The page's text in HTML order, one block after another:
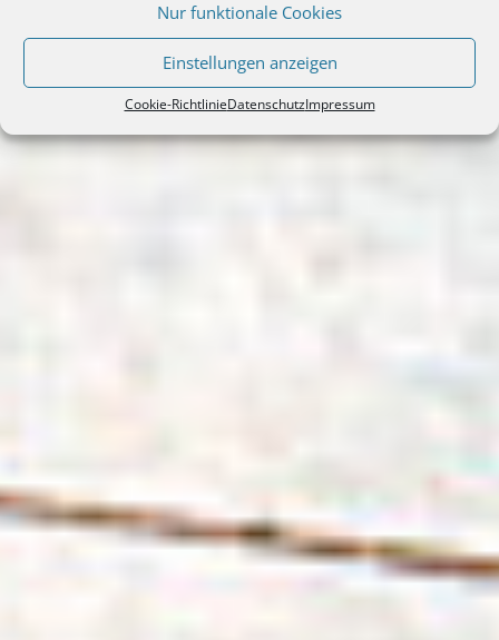
Nur funktionale Cookies
Einstellungen anzeigen
Cookie-RichtlinieDatenschutzImpressum